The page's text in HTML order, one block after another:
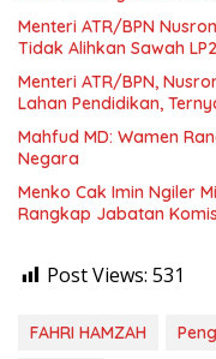
Menteri ATR/BPN
Tidak Alihkan Sawah
Menteri ATR/BPN,
Lahan Pendidikan,
Mahfud MD: Wamen
Negara
Menko Cak Imin Ngiler
Rangkap Jabatan
Post Views: 531
FAHRI HAMZAH